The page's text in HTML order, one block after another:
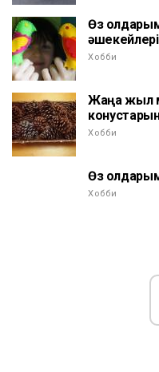
Өз
Хобби
Жаңа жыл
Хобби
Өз
Хобби